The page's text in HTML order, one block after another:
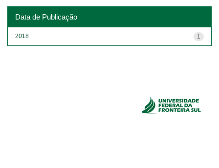
Data de Publicação
1
2018